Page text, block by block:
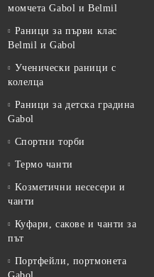
момчета Gabol и Belmil
Раници за първи клас
Belmil и Gabol
Ученически раници с
колелца
Раници за детска градина
Gabol
Спортни торби
Термо чанти
Kозметични несесери и
чанти
Куфари, сакове и чанти за
път
Портфейли, портмонета